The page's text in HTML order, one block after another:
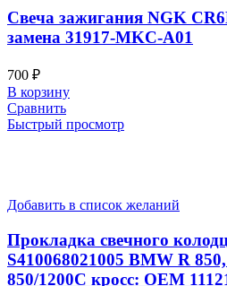
Свеча зажигания NGK
замена 31917-MKC-A01
700 ₽
В корзину
Сравнить
Быстрый просмотр
Добавить в список желаний
Прокладка свечного
S410068021005 BMW R
850/1200C кросс: OEM